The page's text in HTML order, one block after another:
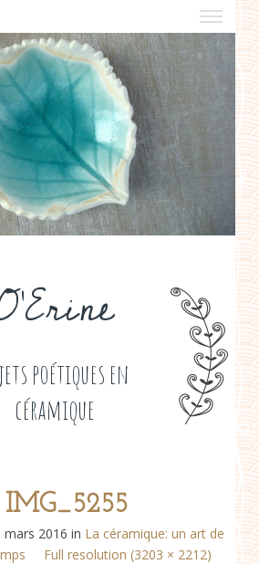
poétiques en
céramique
créateurs
confidentialité
IMG_5255
mars 2016 in La céramique: un art de
Full resolution (3203 × 2212)